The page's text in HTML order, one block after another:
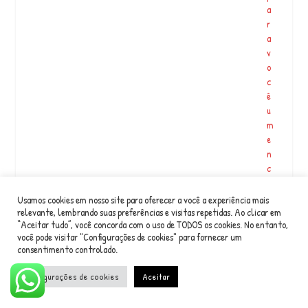
a
r
a
v
o
c
ê
u
m
e
n
c
n
t
r
Usamos cookies em nosso site para oferecer a você a experiência mais
relevante, lembrando suas preferências e visitas repetidas. Ao clicar em
“Aceitar tudo”, você concorda com o uso de TODOS os cookies. No entanto,
você pode visitar "Configurações de cookies" para fornecer um
consentimento controlado.
Configurações de cookies Aceitar